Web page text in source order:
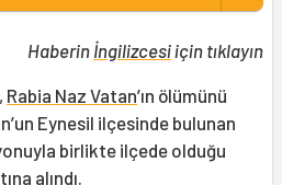
Haberin İngilizcesiiçin tıklayın
, Rabia Naz Vatan’ın ölümünü
Eynesil ilçesinde bulunan
birlikte ilçede olduğu
alındı.